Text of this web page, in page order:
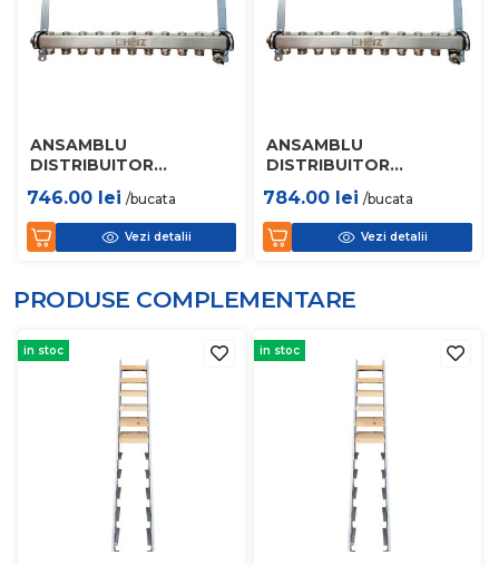
ANSAMBLU
DISTRIBUITOR
RADIATOARE 8 CAI
HERZ 1863408
746.00 lei /bucata
Vezi detalii
ANSAMBLU
DISTRIBUITOR
RADIATOARE 9 CAI
HERZ 1863409
784.00 lei /bucata
Vezi detalii
PRODUSE COMPLEMENTARE
in stoc in stoc